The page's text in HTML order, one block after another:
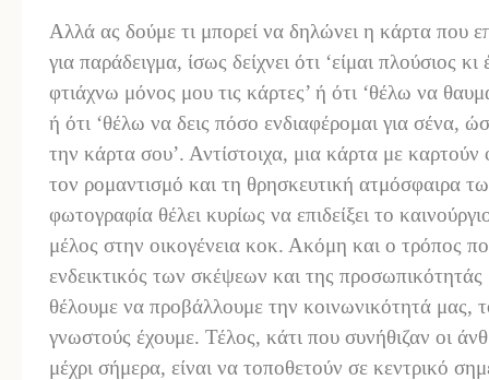
Αλλά ας δούμε τι μπορεί να δηλώνει η κάρτα που
για παράδειγμα, ίσως δείχνει ότι ‘είμαι πλούσιος
φτιάχνω μόνος μου τις κάρτες’ ή ότι ‘θέλω να
ή ότι ‘θέλω να δεις πόσο ενδιαφέρομαι για σένα,
την κάρτα σου’. Αντίστοιχα, μια κάρτα με
τον ρομαντισμό και τη θρησκευτική ατμόσφαιρα
φωτογραφία θέλει κυρίως να επιδείξει το
μέλος στην οικογένεια κοκ. Ακόμη και ο τρόπος
ενδεικτικός των σκέψεων και της
θέλουμε να προβάλλουμε την κοινωνικότητά μας,
γνωστούς έχουμε. Τέλος, κάτι που συνήθιζαν οι
μέχρι σήμερα, είναι να τοποθετούν σε κεντρικό